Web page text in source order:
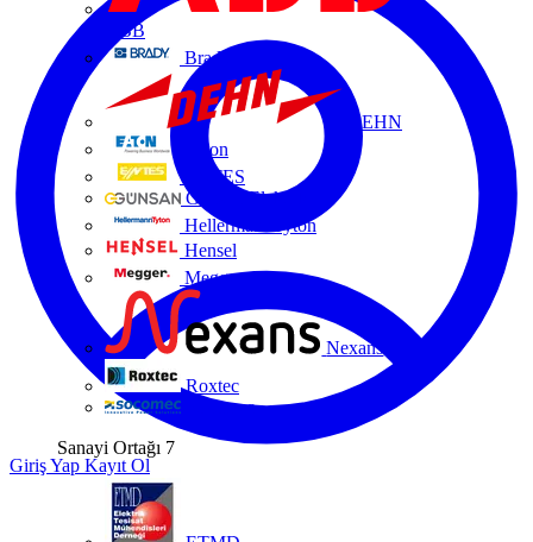
ABB
Brady
DEHN
Eaton
ENTES
Günsan Elektrik
HellermannTyton
Hensel
Megger
Nexans
Roxtec
Socomec
Sanayi Ortağı 7
Giriş Yap Kayıt Ol